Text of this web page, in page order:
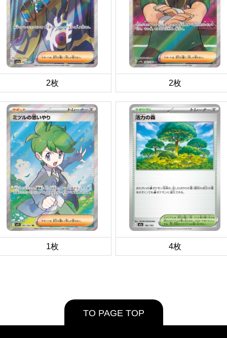
2枚 2枚
1枚 4枚
TO PAGE TOP